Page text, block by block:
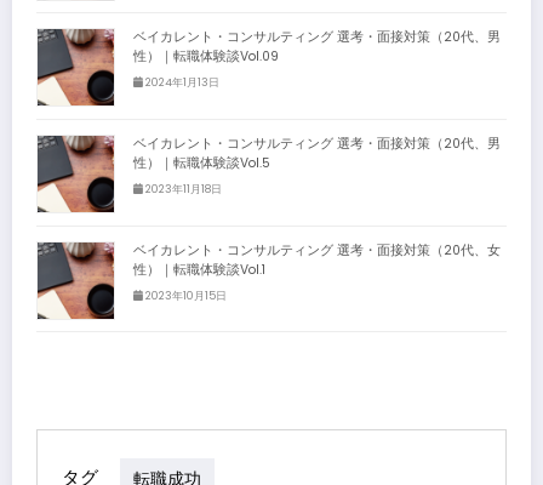
ベイカレント・コンサルティング 選考・面接対策（20代、男
性）｜転職体験談Vol.09
2024年1月13日
ベイカレント・コンサルティング 選考・面接対策（20代、男
性）｜転職体験談Vol.5
2023年11月18日
ベイカレント・コンサルティング 選考・面接対策（20代、女
性）｜転職体験談Vol.1
2023年10月15日
タグ 転職成功